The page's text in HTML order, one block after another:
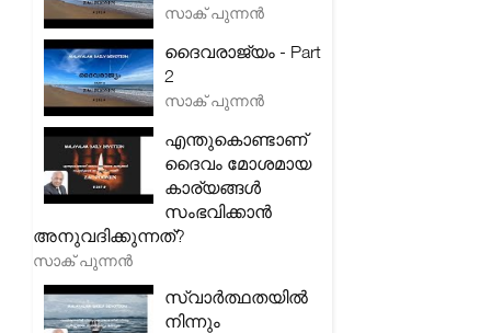
സാക് പുന്നൻ
ദൈവരാജ്യം - Part
2
സാക് പുന്നൻ
എന്തുകൊണ്ടാണ്
ദൈവം മോശമായ
കാര്യങ്ങൾ
സംഭവിക്കാൻ
അനുവദിക്കുന്നത്?
സാക് പുന്നൻ
സ്വാർത്ഥതയിൽ
നിന്നും